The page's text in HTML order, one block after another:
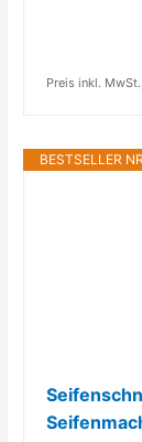
Preis inkl.
BESTSELLER